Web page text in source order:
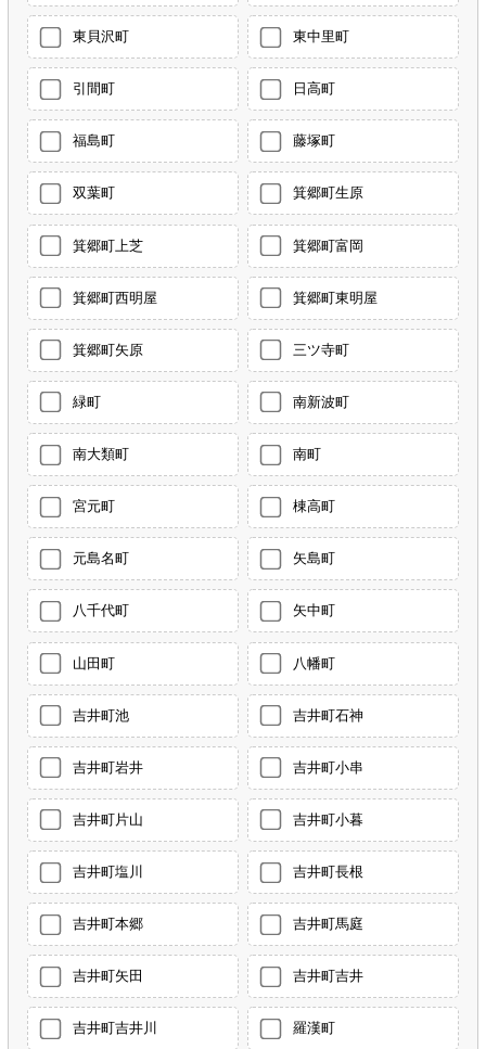
東貝沢町 東中里町
引間町 日高町
福島町 藤塚町
双葉町 箕郷町生原
箕郷町上芝 箕郷町富岡
箕郷町西明屋 箕郷町東明屋
箕郷町矢原 三ツ寺町
緑町 南新波町
南大類町 南町
宮元町 棟高町
元島名町 矢島町
八千代町 矢中町
山田町 八幡町
吉井町池 吉井町石神
吉井町岩井 吉井町小串
吉井町片山 吉井町小暮
吉井町塩川 吉井町長根
吉井町本郷 吉井町馬庭
吉井町矢田 吉井町吉井
吉井町吉井川 羅漢町